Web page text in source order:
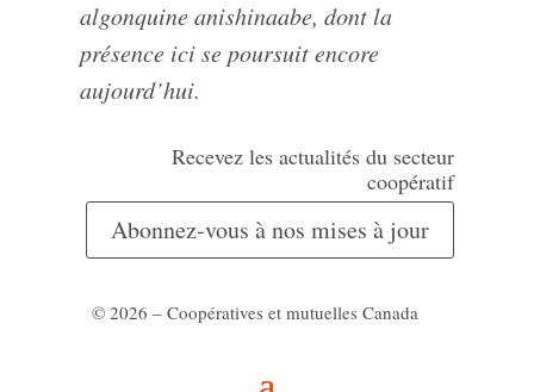
algonquine anishinaabe, dont la
présence ici se poursuit encore
aujourd’hui.
Recevez les actualités du secteur
coopératif
Abonnez-vous à nos mises à jour
© 2026 – Coopératives et mutuelles Canada